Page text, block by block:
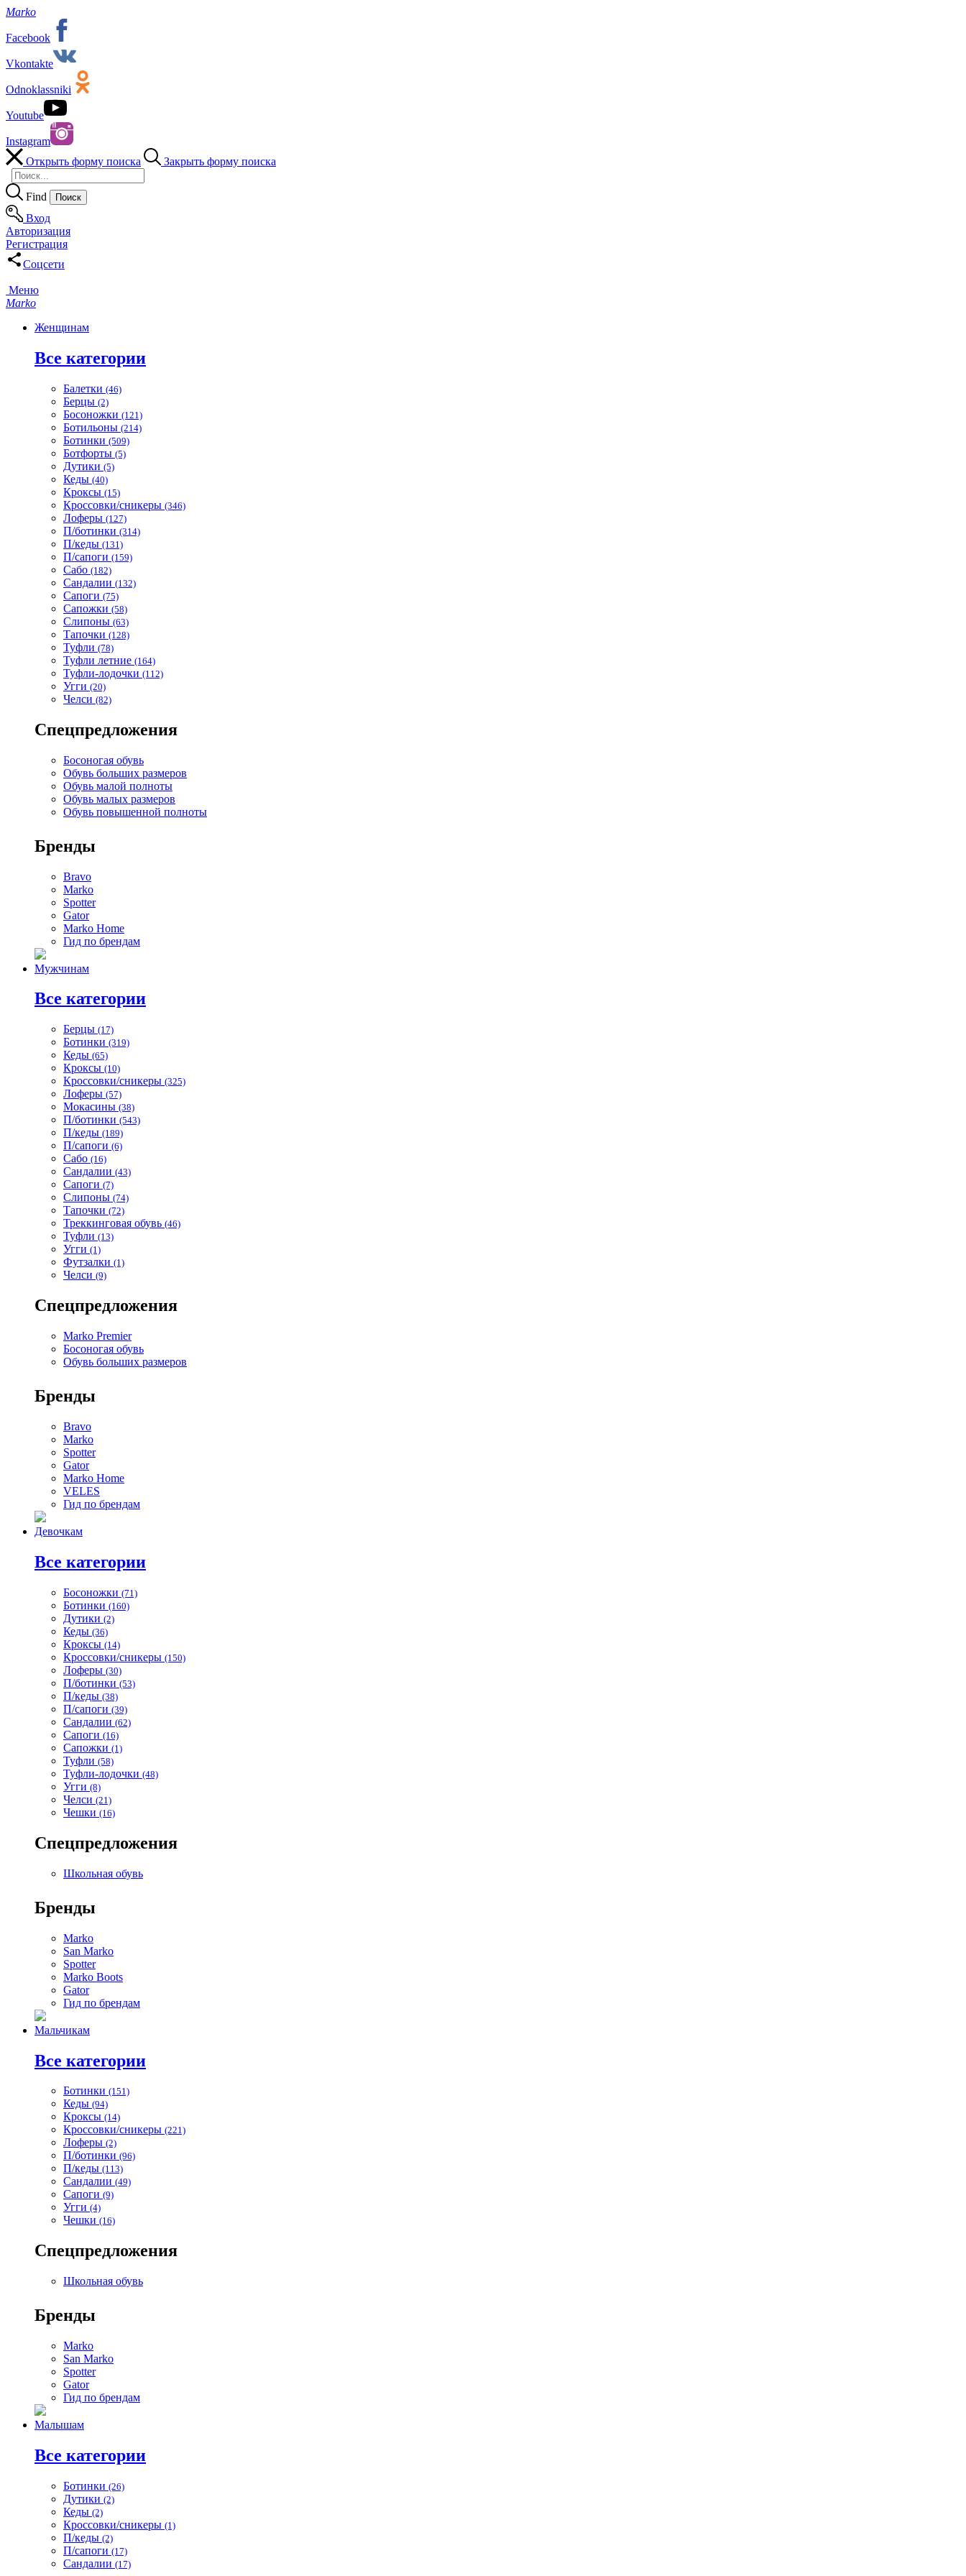
Marko
Facebook
Vkontakte
Odnoklassniki
Youtube
Instagram
Открыть форму поиска
Закрыть форму поиска
Find
Вход
Авторизация
Регистрация
Соцсети
Меню
Marko
Женщинам
Все категории
Балетки (46)
Берцы (2)
Босоножки (121)
Ботильоны (214)
Ботинки (509)
Ботфорты (5)
Дутики (5)
Кеды (40)
Кроксы (15)
Кроссовки/сникеры (346)
Лоферы (127)
П/ботинки (314)
П/кеды (131)
П/сапоги (159)
Сабо (182)
Сандалии (132)
Сапоги (75)
Сапожки (58)
Слипоны (63)
Тапочки (128)
Туфли (78)
Туфли летние (164)
Туфли-лодочки (112)
Угги (20)
Челси (82)
Спецпредложения
Босоногая обувь
Обувь больших размеров
Обувь малой полноты
Обувь малых размеров
Обувь повышенной полноты
Бренды
Bravo
Marko
Spotter
Gator
Marko Home
Гид по брендам
Мужчинам
Все категории
Берцы (17)
Ботинки (319)
Кеды (65)
Кроксы (10)
Кроссовки/сникеры (325)
Лоферы (57)
Мокасины (38)
П/ботинки (543)
П/кеды (189)
П/сапоги (6)
Сабо (16)
Сандалии (43)
Сапоги (7)
Слипоны (74)
Тапочки (72)
Треккинговая обувь (46)
Туфли (13)
Угги (1)
Футзалки (1)
Челси (9)
Спецпредложения
Marko Premier
Босоногая обувь
Обувь больших размеров
Бренды
Bravo
Marko
Spotter
Gator
Marko Home
VELES
Гид по брендам
Девочкам
Все категории
Босоножки (71)
Ботинки (160)
Дутики (2)
Кеды (36)
Кроксы (14)
Кроссовки/сникеры (150)
Лоферы (30)
П/ботинки (53)
П/кеды (38)
П/сапоги (39)
Сандалии (62)
Сапоги (16)
Сапожки (1)
Туфли (58)
Туфли-лодочки (48)
Угги (8)
Челси (21)
Чешки (16)
Спецпредложения
Школьная обувь
Бренды
Marko
San Marko
Spotter
Marko Boots
Gator
Гид по брендам
Мальчикам
Все категории
Ботинки (151)
Кеды (94)
Кроксы (14)
Кроссовки/сникеры (221)
Лоферы (2)
П/ботинки (96)
П/кеды (113)
Сандалии (49)
Сапоги (9)
Угги (4)
Чешки (16)
Спецпредложения
Школьная обувь
Бренды
Marko
San Marko
Spotter
Gator
Гид по брендам
Малышам
Все категории
Ботинки (26)
Дутики (2)
Кеды (2)
Кроссовки/сникеры (1)
П/кеды (2)
П/сапоги (17)
Сандалии (17)